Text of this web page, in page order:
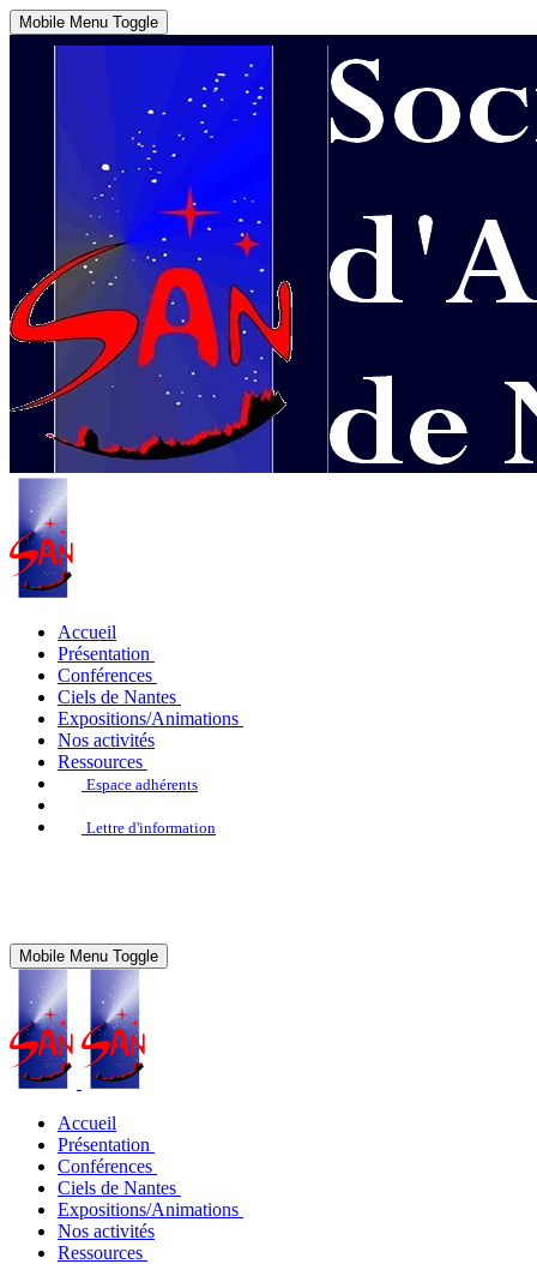
Mobile Menu Toggle
Accueil
Présentation
Conférences
Ciels de Nantes
Expositions/Animations
Nos activités
Ressources
Espace adhérents
Lettre d'information
Mobile Menu Toggle
Accueil
Présentation
Conférences
Ciels de Nantes
Expositions/Animations
Nos activités
Ressources